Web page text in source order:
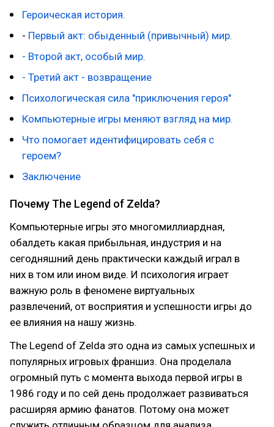
Героическая история.
- Первый акт: обыденный (привычный) мир.
- Второй акт, особый мир.
- Третий акт - возвращение
Психологическая сила "приключения героя"
Компьютерные игры меняют взгляд на мир.
Что помогает идентифицировать себя с
героем?
Заключение
Почему The Legend of Zelda?
Компьютерные игры это многомиллиардная,
обалдеть какая прибыльная, индустрия и на
сегодняшний день практически каждый играл в
них в том или ином виде. И психология играет
важную роль в феномене виртуальных
развлечений, от восприятия и успешности игры до
ее влияния на нашу жизнь.
The Legend of Zelda это одна из самых успешных и
популярных игровых франшиз. Она проделала
огромный путь с момента выхода первой игры в
1986 году и по сей день продолжает развиваться
расширяя армию фанатов. Потому она может